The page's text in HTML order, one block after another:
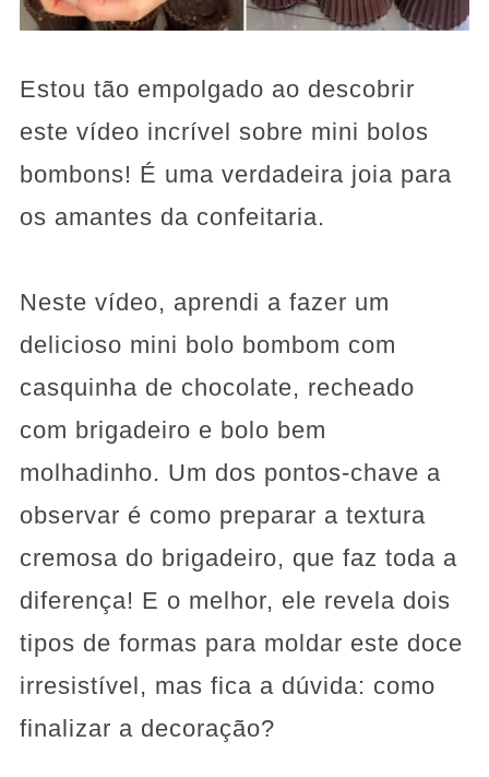
Estou tão empolgado ao descobrir
este vídeo incrível sobre mini bolos
bombons! É uma verdadeira joia para
os amantes da confeitaria.
Neste vídeo, aprendi a fazer um
delicioso mini bolo bombom com
casquinha de chocolate, recheado
com brigadeiro e bolo bem
molhadinho. Um dos pontos-chave a
observar é como preparar a textura
cremosa do brigadeiro, que faz toda a
diferença! E o melhor, ele revela dois
tipos de formas para moldar este doce
irresistível, mas fica a dúvida: como
finalizar a decoração?